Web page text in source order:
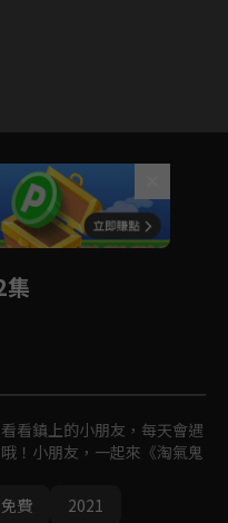
集
看鎮上的小朋友，每天會遇
！小朋友，一起來《淘氣鬼
免費 2021